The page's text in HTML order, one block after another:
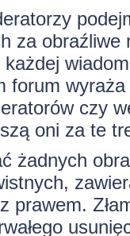
za obraźliwe
forum
czy
oni za te
żadnych
prawem.